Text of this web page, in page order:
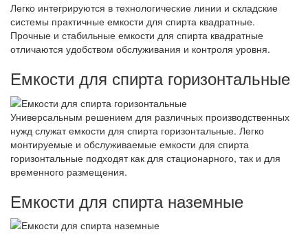
Легко интегрируются в технологические линии и складские
системы практичные емкости для спирта квадратные.
Прочные и стабильные емкости для спирта квадратные
отличаются удобством обслуживания и контроля уровня.
Емкости для спирта горизонтальные
Универсальным решением для различных производственных
нужд служат емкости для спирта горизонтальные. Легко
монтируемые и обслуживаемые емкости для спирта
горизонтальные подходят как для стационарного, так и для
временного размещения.
Емкости для спирта наземные